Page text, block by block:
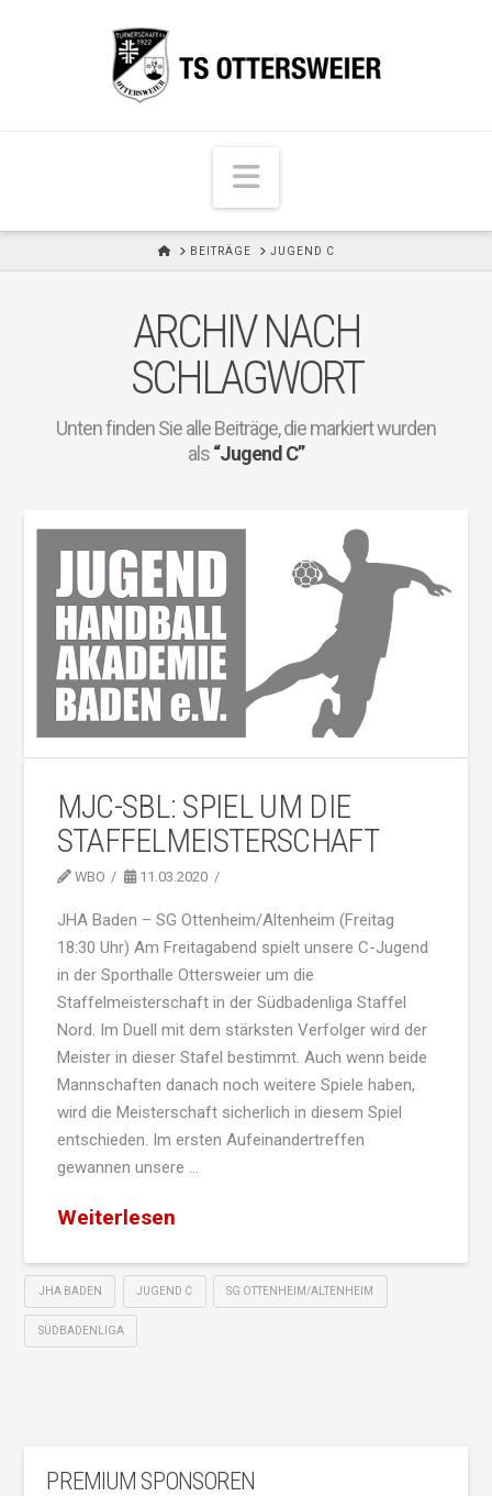
N
a
v
i
a
t
i
o
n
H
BEITRÄGE JUGEND C
ARCHIV NACH
SCHLAGWORT
Unten finden Sie alle Beiträge, die markiert wurden
als“Jugend C”
MJC-SBL: SPIEL UM DIE
STAFFELMEISTERSCHAFT
WBO 11.03.2020
JHA Baden – SG Ottenheim/Altenheim (Freitag
18:30 Uhr) Am Freitagabend spielt unsere C-Jugend
in der Sporthalle Ottersweier um die
Staffelmeisterschaft in der Südbadenliga Staffel
Nord. Im Duell mit dem stärksten Verfolger wird der
Meister in dieser Stafel bestimmt. Auch wenn beide
Mannschaften danach noch weitere Spiele haben,
wird die Meisterschaft sicherlich in diesem Spiel
entschieden. Im ersten Aufeinandertreffen
gewannen unsere …
Weiterlesen
JHA BADEN JUGEND C SG OTTENHEIM/ALTENHEIM
SÜDBADENLIGA
PREMIUM SPONSOREN